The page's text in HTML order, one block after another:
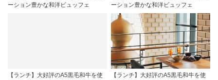
ーション豊かな和洋ビュッフェ
ーション豊かな和洋ビュッフェ
【ランチ】大好評のA5黒毛和牛を使
【ランチ】大好評のA5黒毛和牛を使